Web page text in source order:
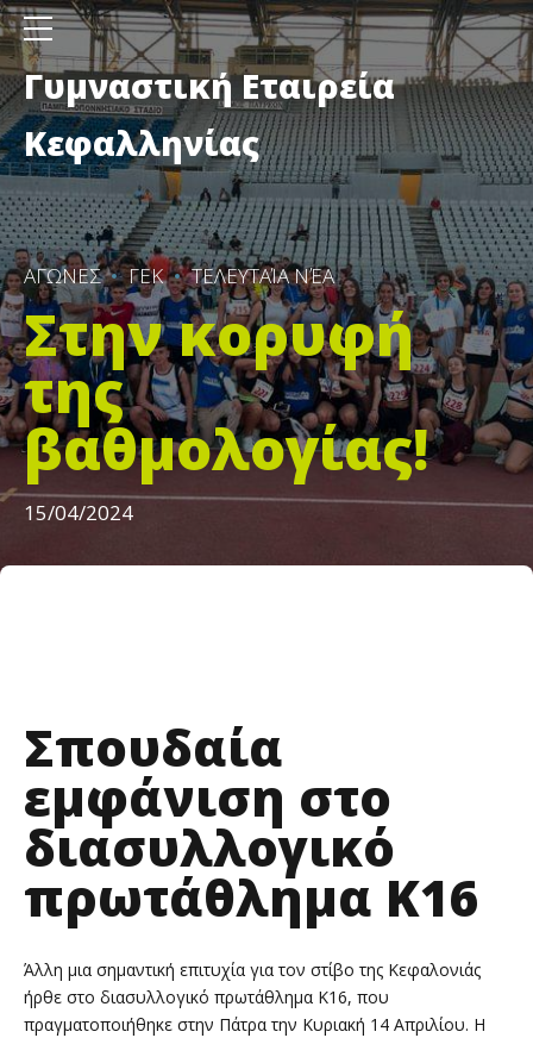
Γυμναστική Εταιρεία
Κεφαλληνίας
ΑΓΩΝΕΣ ΓΕΚ ΤΕΛΕΥΤΑΊΑ ΝΈΑ
Στην κορυφή
της
βαθμολογίας!
15/04/2024
Σπουδαία
εμφάνιση στο
διασυλλογικό
πρωτάθλημα Κ16
Άλλη μια σημαντική επιτυχία για τον στίβο της Κεφαλονιάς
ήρθε στο διασυλλογικό πρωτάθλημα Κ16, που
πραγματοποιήθηκε στην Πάτρα την Κυριακή 14 Απριλίου. Η